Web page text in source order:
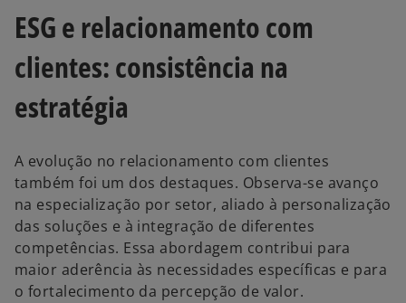
ESG e relacionamento com
clientes: consistência na
estratégia
A evolução no relacionamento com clientes
também foi um dos destaques. Observa-se avanço
na especialização por setor, aliado à personalização
das soluções e à integração de diferentes
competências. Essa abordagem contribui para
maior aderência às necessidades específicas e para
o fortalecimento da percepção de valor.